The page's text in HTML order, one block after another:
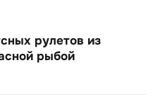
рулетов из
рыбой